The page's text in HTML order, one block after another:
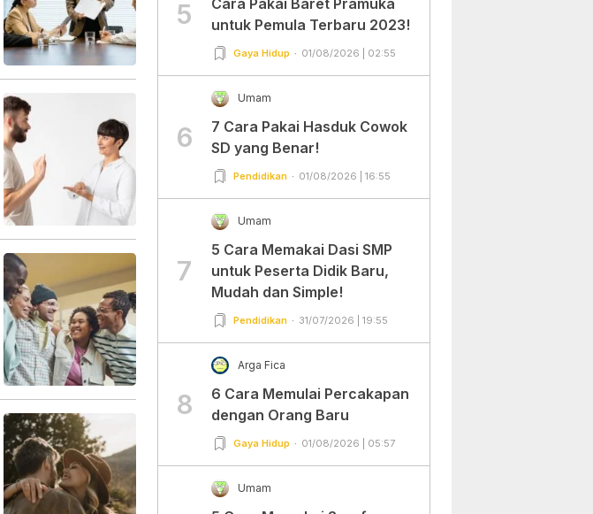
5
Cara Pakai Baret Pramuka
untuk Pemula Terbaru 2023!
Gaya Hidup 01/08/2026 | 02:55
6
Umam
7 Cara Pakai Hasduk Cowok
SD yang Benar!
Pendidikan 01/08/2026 | 16:55
7
Umam
5 Cara Memakai Dasi SMP
untuk Peserta Didik Baru,
Mudah dan Simple!
Pendidikan 31/07/2026 | 19:55
8
Arga Fica
6 Cara Memulai Percakapan
dengan Orang Baru
Gaya Hidup 01/08/2026 | 05:57
Umam